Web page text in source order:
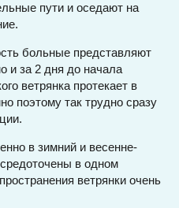
пути и оседают на
больные представляют
и за 2 дня до начала
ветрянка протекает в
поэтому так трудно сразу
в зимний и весенне-
в одном
ветрянки очень